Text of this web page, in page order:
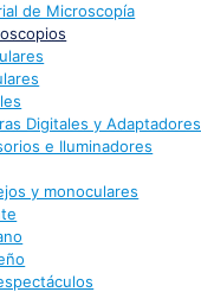
de Microscopía
Digitales y Adaptadores
e Iluminadores
y monoculares